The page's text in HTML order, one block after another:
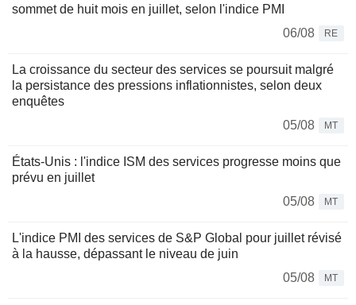
sommet de huit mois en juillet, selon l'indice PMI
06/08
RE
La croissance du secteur des services se poursuit malgré
la persistance des pressions inflationnistes, selon deux
enquêtes
05/08
MT
États-Unis : l'indice ISM des services progresse moins que
prévu en juillet
05/08
MT
L'indice PMI des services de S&P Global pour juillet révisé
à la hausse, dépassant le niveau de juin
05/08
MT